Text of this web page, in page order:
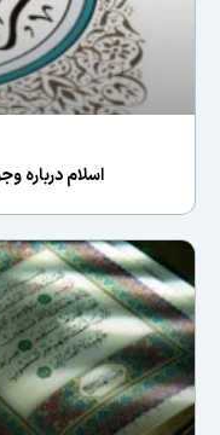
اسلام درباره